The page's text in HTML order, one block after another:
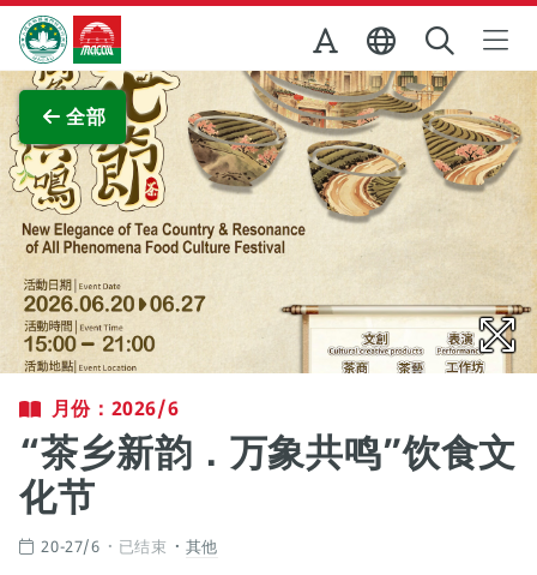
跳至主内容
澳门特别行政区政府旅游局
全部
查看原图
月份：2026/6
“茶乡新韵．万象共鸣”饮食文
化节
20-27/6 已结束 其他